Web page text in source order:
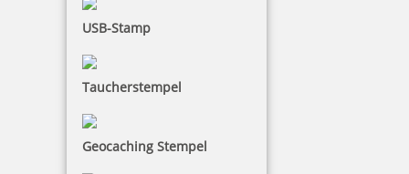
USB-Stamp
Taucherstempel
Geocaching Stempel
Pocket Printy 9511 Tauchstempel 62 Taucherstempel Tintenfisch